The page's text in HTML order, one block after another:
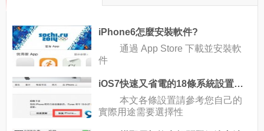
iPhone6怎麼安裝軟件?
通過 App Store 下載並安裝軟
件
iOS7快速又省電的18條系統設置及使用技巧
本文各條設置請參考您自己的
實際用途需要選擇性